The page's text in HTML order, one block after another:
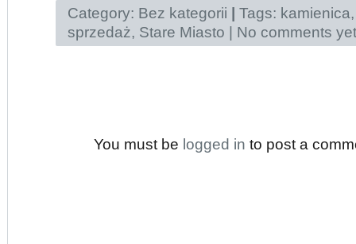
Category: Bez kategorii Tags: kamienica
sprzedaż, Stare Miasto No comments yet
You must be logged in to post a